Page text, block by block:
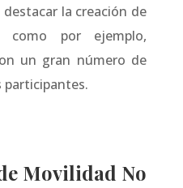
la creación de
como por ejemplo,
un gran número de
participantes.
Movilidad No